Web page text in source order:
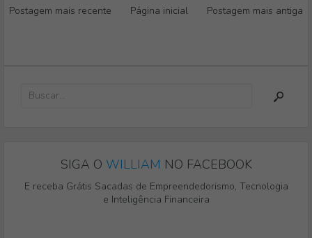
Postagem mais recente Página inicial Postagem mais antiga
SIGA O WILLIAM NO FACEBOOK
E receba Grátis Sacadas de Empreendedorismo, Tecnologia
e Inteligência Financeira